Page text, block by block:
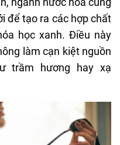
để tạo ra các hợp chất
học xanh. Điều này
làm cạn kiệt nguồn
trầm hương hay xạ